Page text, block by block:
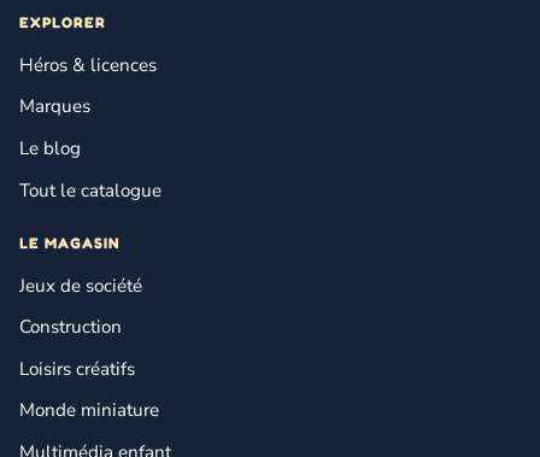
EXPLORER
Héros & licences
Marques
Le blog
Tout le catalogue
LE MAGASIN
Jeux de société
Construction
Loisirs créatifs
Monde miniature
Multimédia enfant